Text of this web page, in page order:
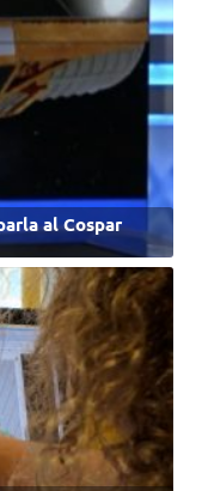
al Cospar